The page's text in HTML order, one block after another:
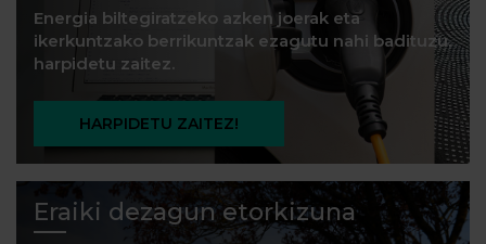
Energia biltegiratzeko azken joerak eta
ikerkuntzako berrikuntzak ezagutu nahi badituzu,
harpidetu zaitez.
HARPIDETU ZAITEZ!
Eraiki dezagun etorkizuna